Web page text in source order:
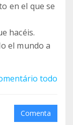
método más
los
calidad de
de vuestros
de hacer
vosotros
gran
en el que se
hacéis.
el mundo a
todo
Comenta